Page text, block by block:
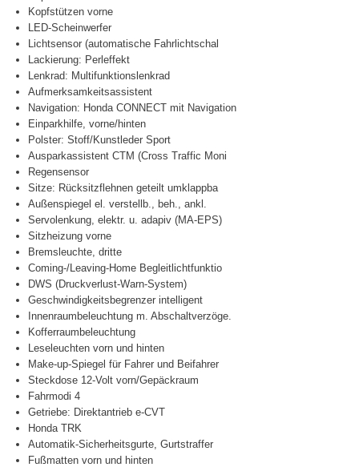
Kopfstützen vorne
LED-Scheinwerfer
Lichtsensor (automatische Fahrlichtschal
Lackierung: Perleffekt
Lenkrad: Multifunktionslenkrad
Aufmerksamkeitsassistent
Navigation: Honda CONNECT mit Navigation
Einparkhilfe, vorne/hinten
Polster: Stoff/Kunstleder Sport
Ausparkassistent CTM (Cross Traffic Moni
Regensensor
Sitze: Rücksitzflehnen geteilt umklappba
Außenspiegel el. verstellb., beh., ankl.
Servolenkung, elektr. u. adapiv (MA-EPS)
Sitzheizung vorne
Bremsleuchte, dritte
Coming-/Leaving-Home Begleitlichtfunktio
DWS (Druckverlust-Warn-System)
Geschwindigkeitsbegrenzer intelligent
Innenraumbeleuchtung m. Abschaltverzöge.
Kofferraumbeleuchtung
Leseleuchten vorn und hinten
Make-up-Spiegel für Fahrer und Beifahrer
Steckdose 12-Volt vorn/Gepäckraum
Fahrmodi 4
Getriebe: Direktantrieb e-CVT
Honda TRK
Automatik-Sicherheitsgurte, Gurtstraffer
Fußmatten vorn und hinten